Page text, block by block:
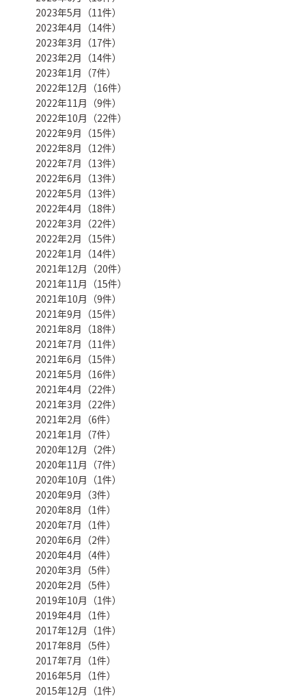
2023年5月（11件）
2023年4月（14件）
2023年3月（17件）
2023年2月（14件）
2023年1月（7件）
2022年12月（16件）
2022年11月（9件）
2022年10月（22件）
2022年9月（15件）
2022年8月（12件）
2022年7月（13件）
2022年6月（13件）
2022年5月（13件）
2022年4月（18件）
2022年3月（22件）
2022年2月（15件）
2022年1月（14件）
2021年12月（20件）
2021年11月（15件）
2021年10月（9件）
2021年9月（15件）
2021年8月（18件）
2021年7月（11件）
2021年6月（15件）
2021年5月（16件）
2021年4月（22件）
2021年3月（22件）
2021年2月（6件）
2021年1月（7件）
2020年12月（2件）
2020年11月（7件）
2020年10月（1件）
2020年9月（3件）
2020年8月（1件）
2020年7月（1件）
2020年6月（2件）
2020年4月（4件）
2020年3月（5件）
2020年2月（5件）
2019年10月（1件）
2019年4月（1件）
2017年12月（1件）
2017年8月（5件）
2017年7月（1件）
2016年5月（1件）
2015年12月（1件）